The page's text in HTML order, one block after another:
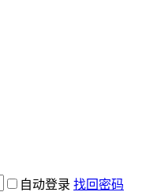
自动登录 找回密码